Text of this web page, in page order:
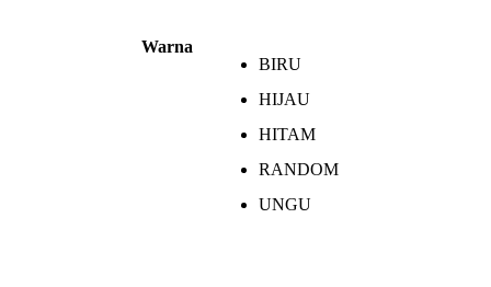
Warna
BIRU
HIJAU
HITAM
RANDOM
UNGU